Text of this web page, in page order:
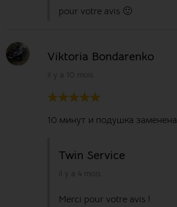
pour votre avis 🙂
Viktoria Bondarenko
il y a 10 mois
10 минут и подушка заменена
Twin Service
il y a 4 mois
Merci pour votre avis !